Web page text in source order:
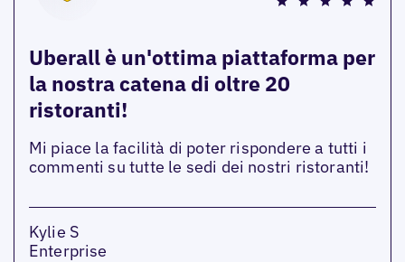
Uberall è un'ottima piattaforma per
la nostra catena di oltre 20
ristoranti!
Mi piace la facilità di poter rispondere a tutti i
commenti su tutte le sedi dei nostri ristoranti!
Kylie S
Enterprise